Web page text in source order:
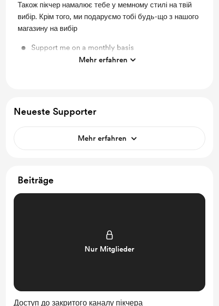
Також пікчер намалює тебе у мемному стилі на твій
вибір. Крім того, ми подаруємо тобі будь-що з нашого
магазину на вибір
Support me on a monthly basis
Unlock exclusive posts and messages
Mehr erfahren
Neueste Supporter
Mehr erfahren
Beiträge
Nur Mitglieder
Доступ до закритого каналу пікчера